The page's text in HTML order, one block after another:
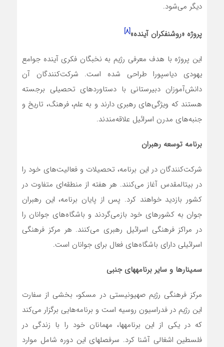
دیگر می‌شود.
پروژه «روشنفکران آینده»[۸]
این پروژه با هدف معرفی رژیم به نخبگان فکری آینده جوامع
یهودی دیاسپورا طراحی شده است. شرکت‌کنندگان آن
دانش‌آموزان دبیرستانی با دستاوردهای تحصیلی برجسته
هستند که ویژگی‌های رهبری دارند و به علم، فرهنگ، تاریخ و
جنبه‌های مدرن اسرائیل علاقه‌مندند.
برنامه توسعه رهبران
شرکت‌کنندگان در این برنامه، تحصیلات و فعالیت‌های خود را
در بیت­المقدس آغاز می‌کنند. هر هفته از منطقه‌ای متفاوت در
کشور بازدید خواهند کرد. پس از پایان برنامه، این رهبران
جوان به کشورهای خود بازمی‌گردند و باشگاه‌های جوانان را
در مراکز فرهنگی اسرائیل رهبری می‌کنند. هر مرکز فرهنگی
اسرائیلی دارای باشگاه‌های فعال برای جوانان است.
سمینارها و سایر برنامه­های جنبی
مرکز فرهنگی رژیم صهیونیستی در مسکو، بخشی از سفارت
این رژیم در فدراسیون روسیه است و برنامه‌هایی برگزار می‌کند
که در یکی از این برنامه­ها، مهمانان خود را با زندگی در
فلسطین اشغالی آشنا کرد. سرفصل­های این دوره شامل موارد